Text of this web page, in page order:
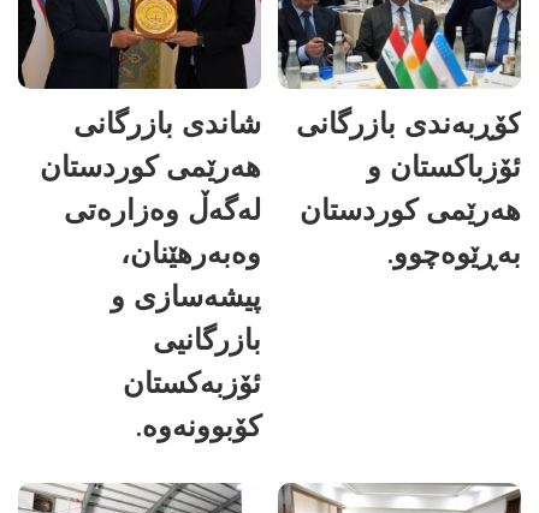
کۆڕبەندی بازرگانی
ئۆزباکستان و
هەرێمی کوردستان
بەڕێوەچوو.
شاندی بازرگانی
هەرێمی کوردستان
لەگەڵ وەزارەتی
وەبەرهێنان،
پیشەسازی و
بازرگانیی
ئۆزبەکستان
کۆبوونەوە.